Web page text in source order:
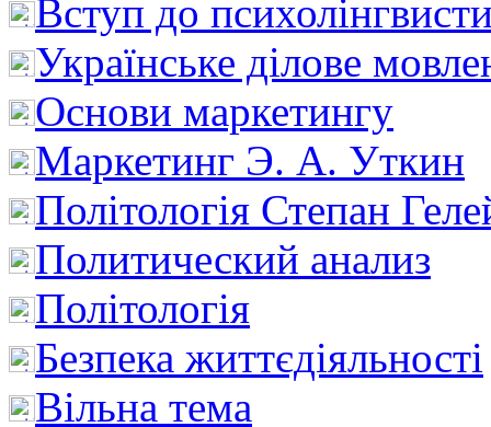
Вступ до
Українське ділове
Основи маркетингу
Маркетинг Э. А. Уткин
Політологія Степан
Политический анализ
Політологія
Безпека життєдіяльності
Вільна тема